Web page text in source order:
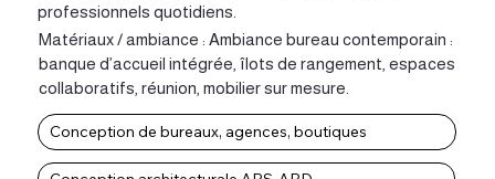
professionnels quotidiens.
Matériaux / ambiance : Ambiance bureau contemporain :
banque d’accueil intégrée, îlots de rangement, espaces
collaboratifs, réunion, mobilier sur mesure.
Conception de bureaux, agences, boutiques